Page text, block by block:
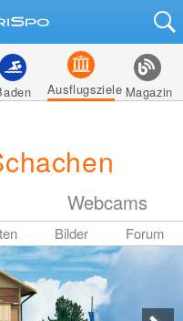
Ausflugsziele Magazin
Webcams
Bilder Forum